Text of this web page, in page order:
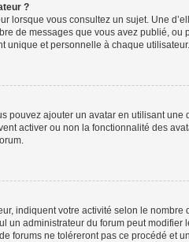
?
lorsque vous consultez un sujet. Une
de messages que vous avez publié,
unique et personnelle à chaque utilisateur.
pouvez ajouter un avatar en utilisant
activer ou non la fonctionnalité des
indiquent votre activité selon le
un administrateur du forum peut
forums ne toléreront pas ce procédé